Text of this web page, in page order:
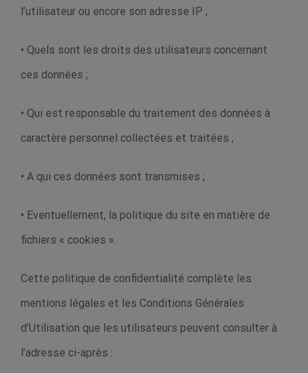
l’utilisateur ou encore son adresse IP ;
• Quels sont les droits des utilisateurs concernant
ces données ;
• Qui est responsable du traitement des données à
caractère personnel collectées et traitées ;
• A qui ces données sont transmises ;
• Eventuellement, la politique du site en matière de
fichiers « cookies ».
Cette politique de confidentialité complète les
mentions légales et les Conditions Générales
d’Utilisation que les utilisateurs peuvent consulter à
l’adresse ci-après :